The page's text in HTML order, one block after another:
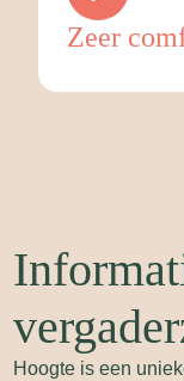
Zeer
Hoogte is een